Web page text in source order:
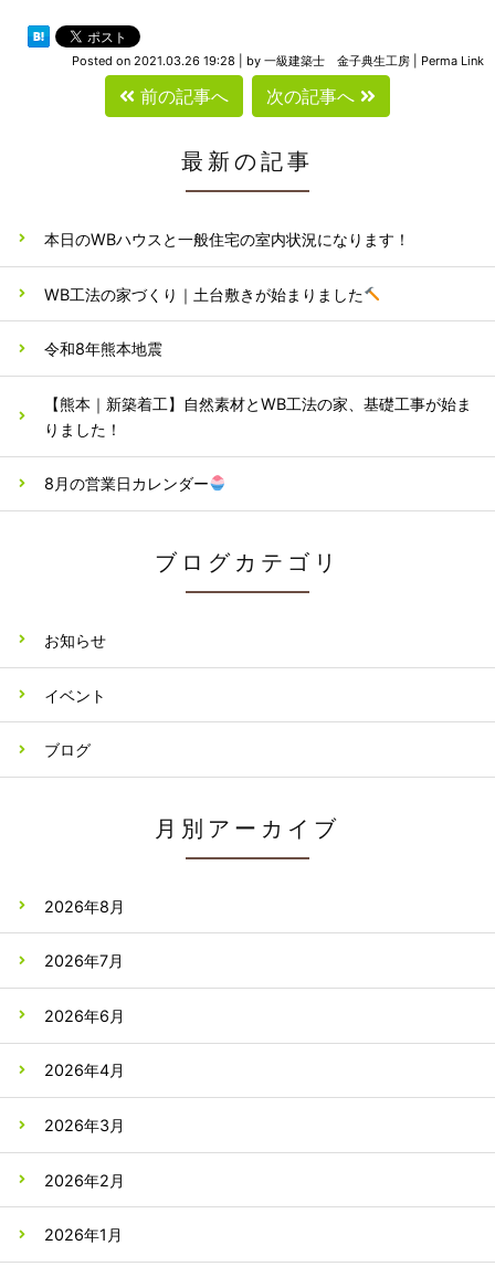
Posted on 2021.03.26 19:28 by 一級建築士 金子典生工房 Perma Link
前の記事へ 次の記事へ
最新の記事
本日のWBハウスと一般住宅の室内状況になります！
WB工法の家づくり｜土台敷きが始まりました
令和8年熊本地震
【熊本｜新築着工】自然素材とWB工法の家、基礎工事が始ま
りました！
8月の営業日カレンダー
ブログカテゴリ
お知らせ
イベント
ブログ
月別アーカイブ
2026年8月
2026年7月
2026年6月
2026年4月
2026年3月
2026年2月
2026年1月